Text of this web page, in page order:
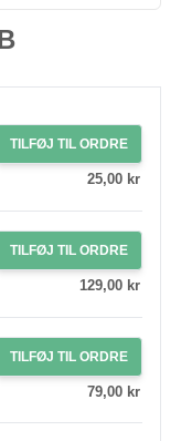
TILFØJ TIL ORDRE
25,00 kr
TILFØJ TIL ORDRE
129,00 kr
TILFØJ TIL ORDRE
79,00 kr